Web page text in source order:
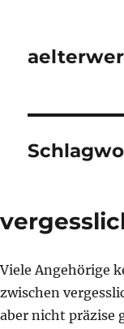
Viele Angehörige
zwischen
aber nicht präzise